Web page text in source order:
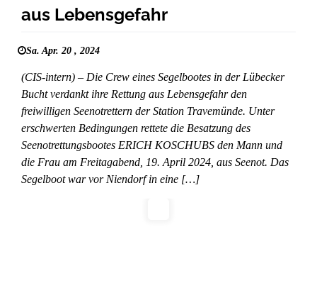
aus Lebensgefahr
Sa. Apr. 20 , 2024
(CIS-intern) – Die Crew eines Segelbootes in der Lübecker
Bucht verdankt ihre Rettung aus Lebensgefahr den
freiwilligen Seenotrettern der Station Travemünde. Unter
erschwerten Bedingungen rettete die Besatzung des
Seenotrettungsbootes ERICH KOSCHUBS den Mann und
die Frau am Freitagabend, 19. April 2024, aus Seenot. Das
Segelboot war vor Niendorf in eine […]